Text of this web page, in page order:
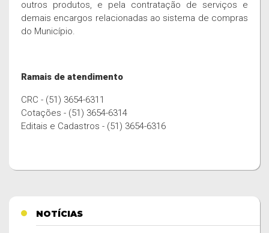
outros produtos, e pela contratação de serviços e
demais encargos relacionadas ao sistema de compras
do Município.
Ramais de atendimento
CRC - (51) 3654-6311
Cotações - (51) 3654-6314
Editais e Cadastros - (51) 3654-6316
NOTÍCIAS